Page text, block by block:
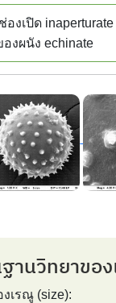
งเปิด inaperturate
งผนัง echinate
นวิทยาขอ
เรณู (size):